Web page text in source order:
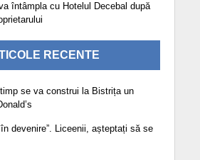
întâmpla cu Hotelul Decebal după
RECENTE
se va construi la Bistrița un
devenire”. Liceenii, așteptați să se